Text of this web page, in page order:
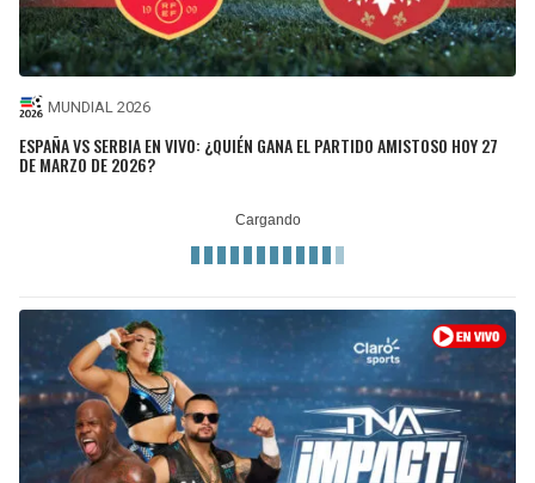
MUNDIAL 2026
ESPAÑA VS SERBIA EN VIVO: ¿QUIÉN GANA EL PARTIDO AMISTOSO HOY 27
DE MARZO DE 2026?